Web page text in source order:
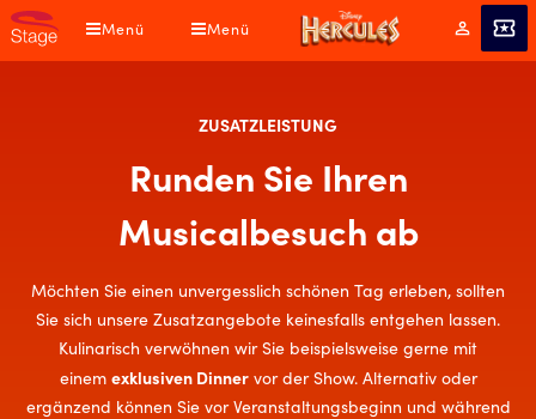
Direkt
zum
Menü Menü
Mein
Konto
Angebot
ZUSATZLEISTUNG
Runden Sie Ihren
Musicalbesuch ab
Möchten Sie einen unvergesslich schönen Tag erleben, sollten
Sie sich unsere Zusatzangebote keinesfalls entgehen lassen.
Kulinarisch verwöhnen wir Sie beispielsweise gerne mit
einem exklusiven Dinnervor der Show. Alternativ oder
ergänzend können Sie vor Veranstaltungsbeginn und während